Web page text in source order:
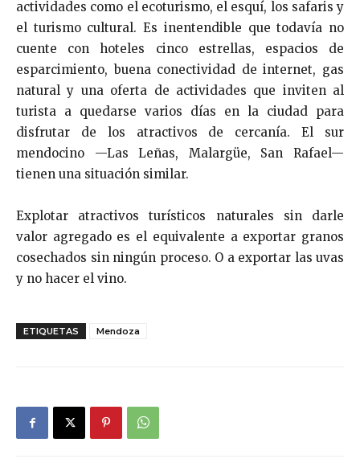
actividades como el ecoturismo, el esquí, los safaris y
el turismo cultural. Es inentendible que todavía no
cuente con hoteles cinco estrellas, espacios de
esparcimiento, buena conectividad de internet, gas
natural y una oferta de actividades que inviten al
turista a quedarse varios días en la ciudad para
disfrutar de los atractivos de cercanía. El sur
mendocino —Las Leñas, Malargüe, San Rafael—
tienen una situación similar.
Explotar atractivos turísticos naturales sin darle
valor agregado es el equivalente a exportar granos
cosechados sin ningún proceso. O a exportar las uvas
y no hacer el vino.
ETIQUETAS Mendoza